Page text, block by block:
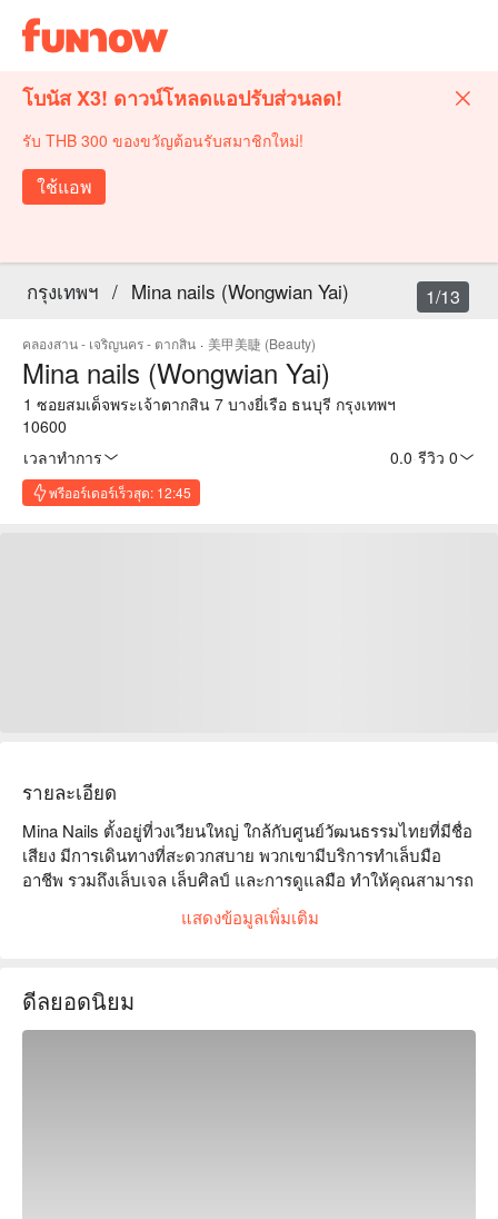
โบนัส X3! ดาวน์โหลดแอปรับส่วนลด!
รับ THB 300 ของขวัญต้อนรับสมาชิกใหม่!
ใช้แอพ
กรุงเทพฯ / Mina nails (Wongwian Yai)
คลองสาน - เจริญนคร - ตากสิน · 美甲美睫 (Beauty)
Mina nails (Wongwian Yai)
1 ซอยสมเด็จพระเจ้าตากสิน 7 บางยี่เรือ ธนบุรี กรุงเทพฯ
10600
เวลาทำการ
0.0 รีวิว 0
พรีออร์เดอร์เร็วสุด: 12:45
1/13
รายละเอียด
Mina Nails ตั้งอยู่ที่วงเวียนใหญ่ ใกล้กับศูนย์วัฒนธรรมไทยที่มีชื่อ
เสียง มีการเดินทางที่สะดวกสบาย พวกเขามีบริการทำเล็บมือ
อาชีพ รวมถึงเล็บเจล เล็บศิลป์ และการดูแลมือ ทำให้คุณสามารถ
เพลิดเพลินกับปลายนิ้วที่สวยงามในบรรยากาศที่สบาย ลูกค้า
ชื่นชมทัศนคติในการบริการและทักษะในร้านเป็นอย่างมาก โดย
ของขวัญที่ไม่เหมือนใคร Mina Nails เป็นตัวเลือกที่ยอดเยี่ยม จอง
ผ่าน FunNow เพื่อรับส่วนลดตอนนี้!
แสดงข้อมูลเพิ่มเติม
ดีลยอดนิยม